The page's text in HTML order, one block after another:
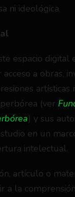
ni ideológica.
espacio digital
a obras,
artísticas
(ver
) y sus
en un
intelectual.
artículo o
a la